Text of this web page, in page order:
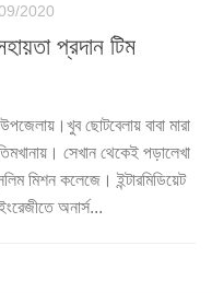
2020
প্রদান টিম
উপজেলায়।খুব ছোটবেলায় বাবা মারা
সেখান থেকেই পড়ালেখা
মিশন কলেজে। ইন্টারমিডিয়েট
অনার্স...